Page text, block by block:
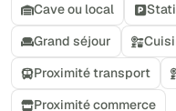
Cave ou local
Grand séjour
Proximité transport
Proximité commerce